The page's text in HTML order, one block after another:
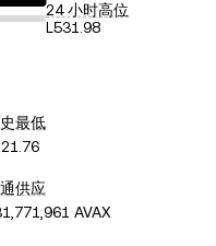
24 小时高位
L531.98
最低
供应
AVAX